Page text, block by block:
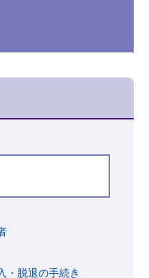
・脱退の手続き